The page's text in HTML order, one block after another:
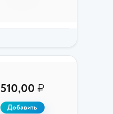
510,00 ₽
Добавить